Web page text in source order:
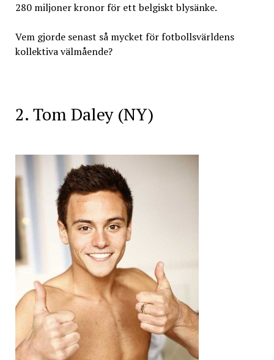
280 miljoner kronor för ett belgiskt blysänke.
Vem gjorde senast så mycket för fotbollsvärldens
kollektiva välmående?
2. Tom Daley (NY)